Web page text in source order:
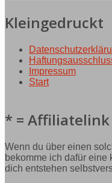
Kleingedruckt
Impressum
Start
* = Affiliatelink
Wenn du über einen
bekomme ich dafür eine
dich entstehen